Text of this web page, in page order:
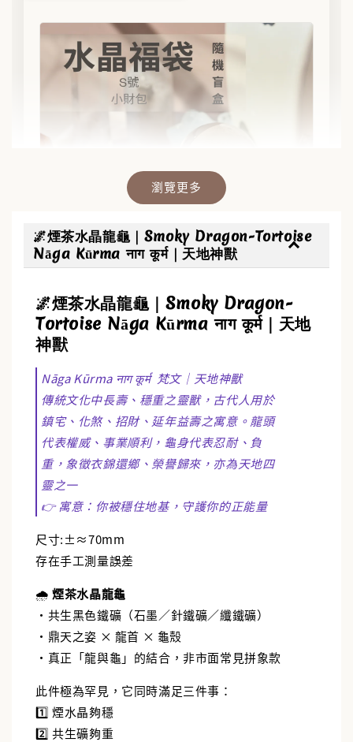
✨【水晶福袋】🔮 搶來的福袋沒中獎？水晶福
袋幫你翻盤💎能量UP💎
NT$ 488
加入購物車
瀏覽更多
🌌煙茶水晶龍龜｜Smoky Dragon-Tortoise
Nāga Kūrma नाग कूर्म｜天地神獸
🌌煙茶水晶龍龜｜Smoky Dragon-
Tortoise Nāga Kūrma नाग कूर्म｜天地
神獸
Nāga Kūrma नाग कूर्म 梵文｜天地神獸
傳統文化中長壽、穩重之靈獸，古代人用於
鎮宅、化煞、招財、延年益壽之寓意。龍頭
代表權威、事業順利，龜身代表忍耐、負
重，象徵衣錦還鄉、榮譽歸來，亦為天地四
靈之一
👉 寓意：你被穩住地基，守護你的正能量
尺寸:±≈70mm
存在手工測量誤差
🌧️煙茶水晶龍龜
・共生黑色鐵礦（石墨／針鐵礦／纖鐵礦）
・鼎天之姿 × 龍首 × 龜殼
・真正「龍與龜」的結合，非市面常見拼象款
此件極為罕見，它同時滿足三件事：
1️⃣ 煙水晶夠穩
2️⃣ 共生礦夠重